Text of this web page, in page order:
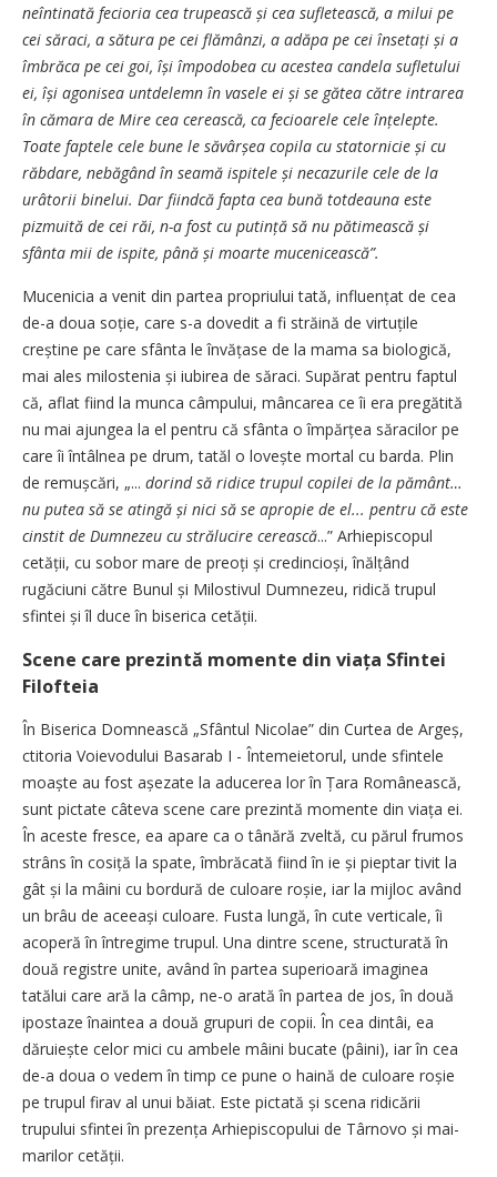
neîntinată fecioria cea trupească și cea sufletească, a milui pe
cei săraci, a sătura pe cei flămânzi, a adăpa pe cei însetați și a
îmbrăca pe cei goi, își împodobea cu acestea candela sufletului
ei, își agonisea untdelemn în vasele ei și se gătea către intrarea
în cămara de Mire cea cerească, ca fecioarele cele înțelepte.
Toate faptele cele bune le săvârșea copila cu statornicie și cu
răbdare, nebăgând în seamă ispitele și necazurile cele de la
urâtorii binelui. Dar fiindcă fapta cea bună totdeauna este
pizmuită de cei răi, n-a fost cu putință să nu pătimească și
sfânta mii de ispite, ­până și moarte mucenicească”.
Mucenicia a venit din partea propriului tată, influențat de cea
de-a doua soție, care s-a dovedit a fi străină de virtuțile
creștine pe care sfânta le învățase de la mama sa biologică,
mai ales milostenia și iubirea de săraci. Supărat pentru faptul
că, aflat fiind la munca câmpului, mâncarea ce îi era pregătită
nu mai ajungea la el pentru că sfânta o împărțea săracilor pe
care îi întâlnea pe drum, tatăl o lovește mortal cu barda. Plin
de remușcări, „... dorind să ridice trupul copilei de la pământ…
nu putea să se atingă și nici să se apropie de el... pentru că este
cinstit de Dumnezeu cu strălucire cerească...” Arhiepiscopul
cetății, cu sobor mare de preoți și credincioși, înălțând
rugăciuni către Bunul și Milostivul Dumnezeu, ridică trupul
sfintei și îl duce în biserica cetății.
Scene care prezintă momente din viața Sfintei
Filofteia
În Biserica Domnească „Sfântul Nicolae” din Curtea de Argeș,
ctitoria Voievodului Basarab I - Întemeietorul, unde sfintele
moaș­te au fost așezate la aducerea lor în Țara Românească,
sunt pictate câteva scene care prezintă momente din viața ei.
În aceste fresce, ea apare ca o tânără zveltă, cu părul frumos
strâns în cosiță la spate, îmbrăcată fiind în ie și pieptar tivit la
gât și la mâini cu bordură de culoare roșie, iar la mijloc având
un brâu de aceeași culoare. Fusta lungă, în cute verticale, îi
acoperă în întregime trupul. Una dintre scene, structurată în
două registre unite, având în partea superioară imaginea
tatălui care ară la câmp, ne-o arată în partea de jos, în două
ipostaze înaintea a două grupuri de copii. În cea dintâi, ea
dăruiește celor mici cu ambele mâini bucate (pâini), iar în cea
de-a doua o vedem în timp ce pune o haină de culoare roșie
pe trupul firav al unui băiat. Este pictată și scena ridicării
trupului sfintei în pre­zența Arhiepiscopului de Târnovo și mai-
marilor cetății.